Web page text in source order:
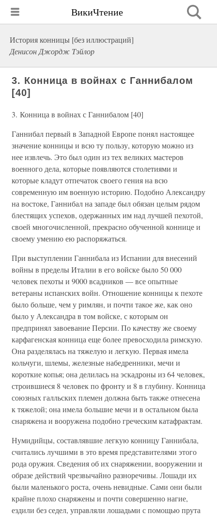
ВикиЧтение
История конницы [без иллюстраций]
Денисон Джордж Тэйлор
3. Конница в войнах с Ганнибалом
[40]
3. Конница в войнах с Ганнибалом [40]
Ганнибал первый в Западной Европе понял настоящее
значение конницы и всю ту пользу, которую можно из
нее извлечь. Это был один из тех великих мастеров
военного дела, которые появляются столетиями и
которые кладут отпечаток своего гения на всю
современную им военную историю. Подобно Александру
на востоке, Ганнибал на западе был обязан целым рядом
блестящих успехов, одержанных им над лучшей пехотой,
своей многочисленной, прекрасно обученной коннице и
своему умению ею распоряжаться.
При выступлении Ганнибала из Испании для внесений
войны в пределы Италии в его войске было 50 000
человек пехоты и 9000 всадников — все опытные
ветераны испанских войн. Отношение конницы к пехоте
было больше, чем у римлян, и почти такое же, как оно
было у Александра в том войске, с которым он
предпринял завоевание Персии. По качеству же своему
карфагенская конница еще более превосходила римскую.
Она разделялась на тяжелую и легкую. Первая имела
кольчуги, шлемы, железные набедренники, мечи и
короткие копья; она делилась на эскадроны из 64 человек,
строившиеся 8 человек по фронту и 8 в глубину. Конница
союзных галльских племен должна быть также отнесена
к тяжелой; она имела большие мечи и в остальном была
снаряжена и вооружена подобно греческим катафрактам.
Нумидийцы, составлявшие легкую конницу Ганнибала,
считались лучшими в это время представителями этого
рода оружия. Сведения об их снаряжении, вооружении и
образе действий чрезвычайно разноречивы. Лошади их
были маленького роста, очень невидные. Сами они были
крайне плохо снаряжены и почти совершенно нагие,
ездили без седел, управляли лошадьми с помощью прута